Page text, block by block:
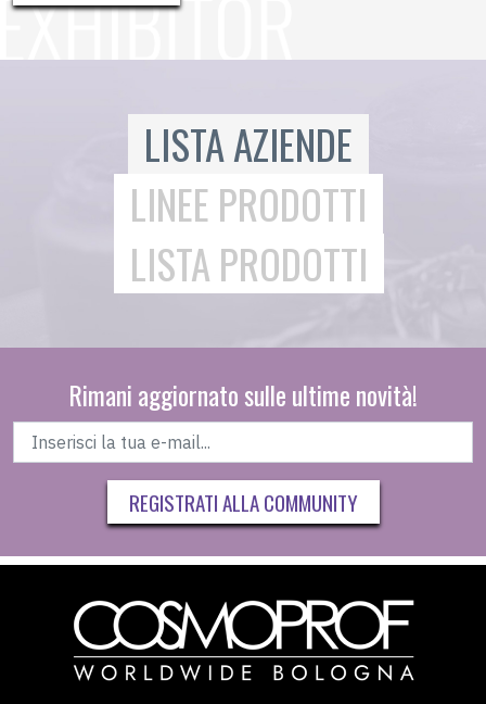
LISTA AZIENDE
LINEE PRODOTTI
LISTA PRODOTTI
Rimani aggiornato sulle ultime novità!
REGISTRATI ALLA COMMUNITY